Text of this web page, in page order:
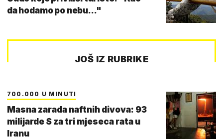
da hodamo po nebu..."
JOŠ IZ RUBRIKE
700.000 U MINUTI
Masna zarada naftnih divova: 93
milijarde $ za tri mjeseca rata u
Iranu